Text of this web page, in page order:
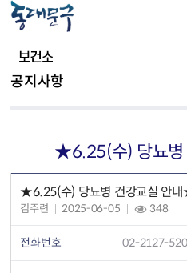
보건소
공지사항
★6.25(수) 당뇨
★6.25(수) 당뇨병 건강교실 안
김주련 2025-06-05 348
전화번호 02-2127-